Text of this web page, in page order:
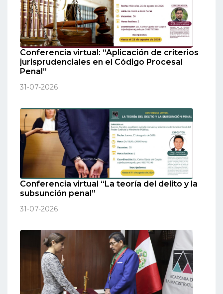
Conferencia virtual: “Aplicación de criterios
jurisprudenciales en el Código Procesal
Penal”
31-07-2026
Conferencia virtual “La teoría del delito y la
subsunción penal”
31-07-2026